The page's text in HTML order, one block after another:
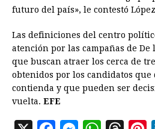
futuro del país», le contestó
Las definiciones del centro
atención por las campañas de De
que buscan atraer los cerca de
obtenidos por los candidatos
contienda y que pueden ser
vuelta. EFE